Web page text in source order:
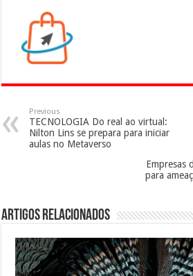
Previous
TECNOLOGIA Do real ao virtual:
Nilton Lins se prepara para iniciar
aulas no Metaverso
Empresas
para
Artigos Relacionados